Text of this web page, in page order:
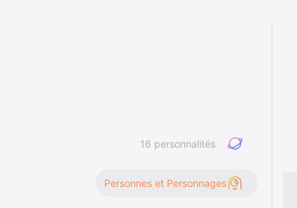
16 personnalités
Personnes et Personnages